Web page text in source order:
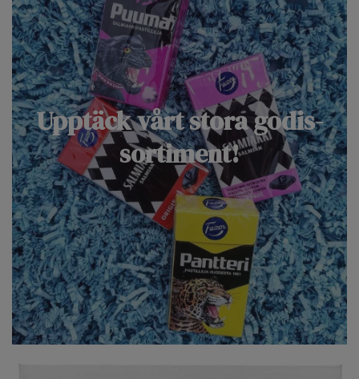
Upptäck vårt stora godis-
sortiment!